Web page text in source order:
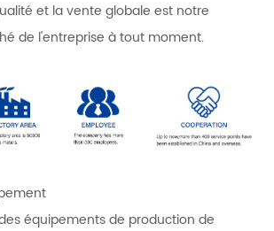
et la vente globale est notre
de l'entreprise à tout moment.
équipements de production de